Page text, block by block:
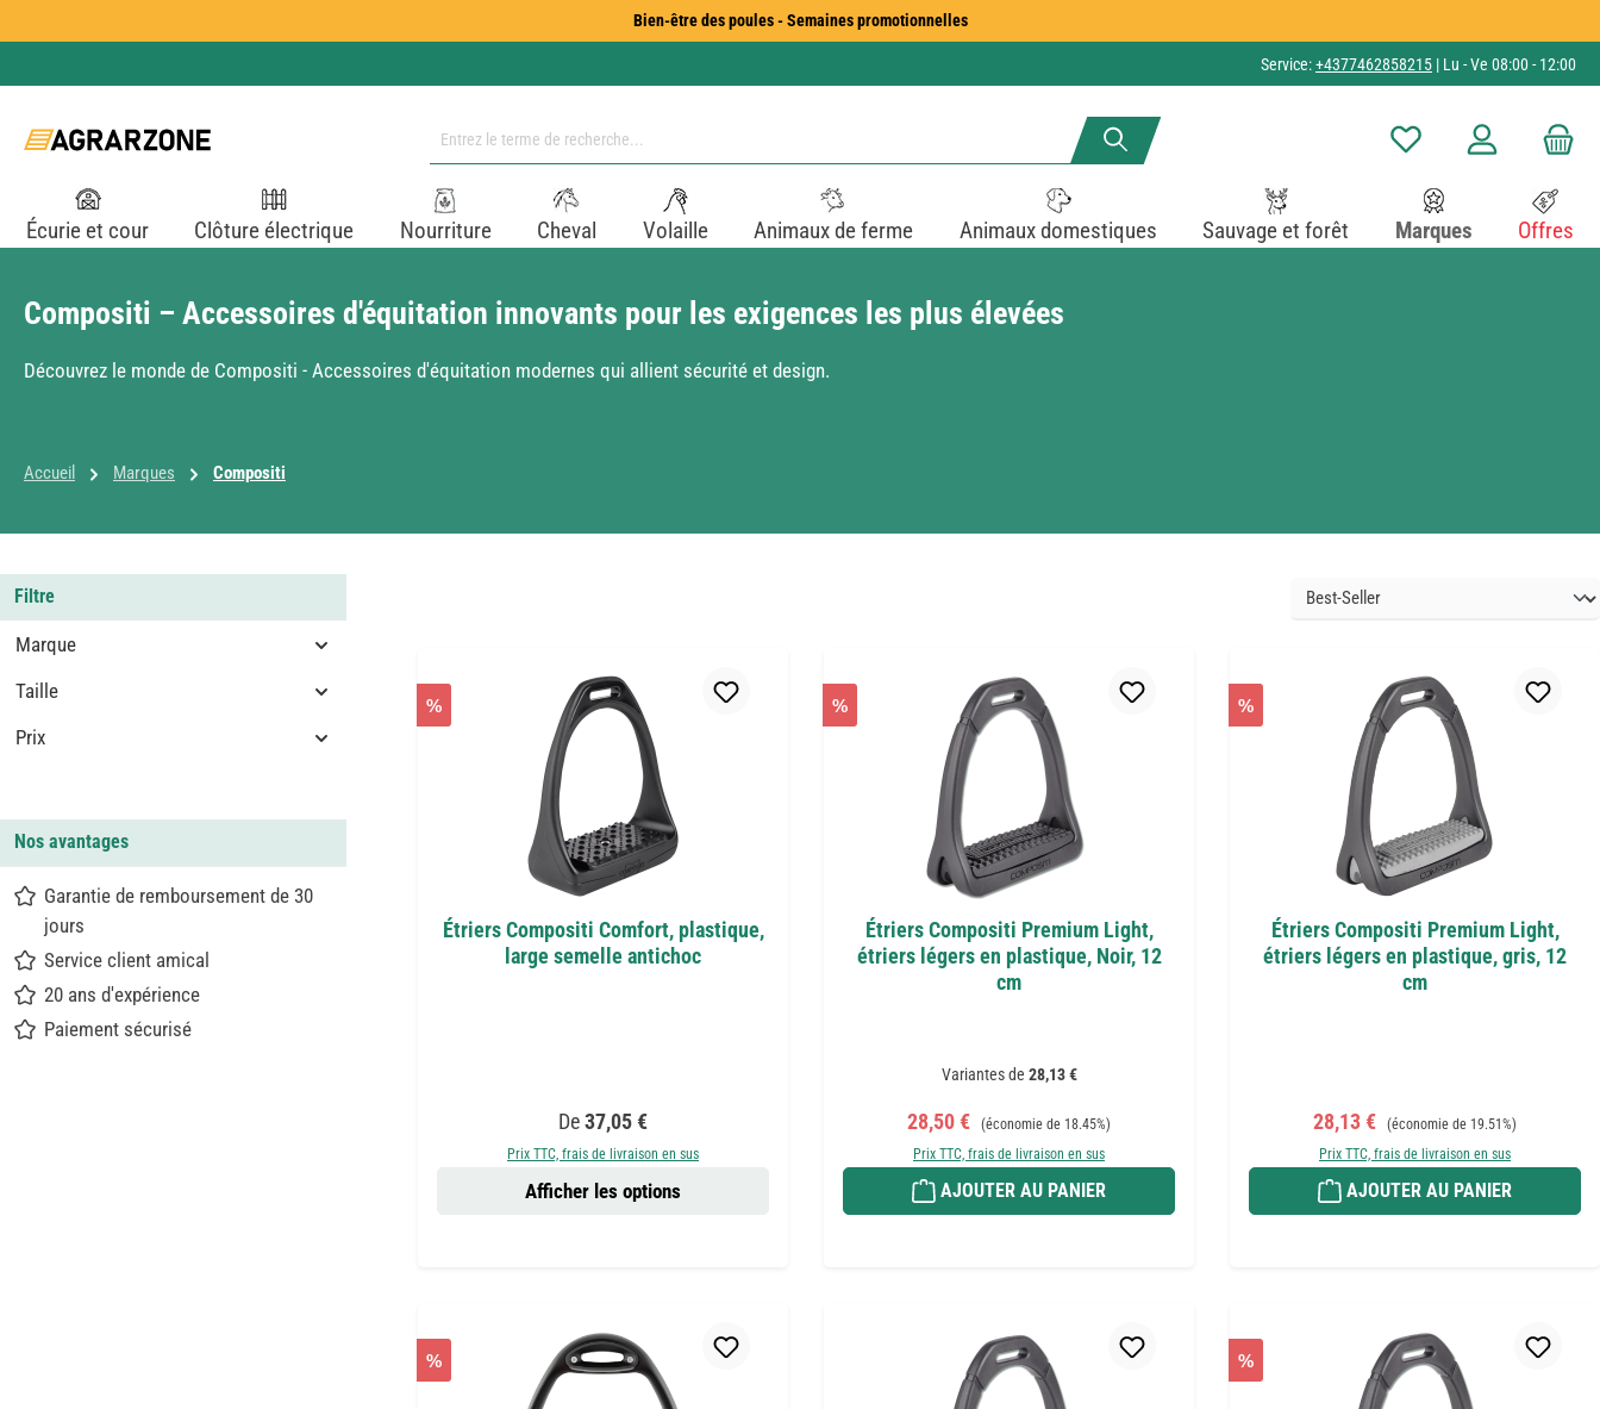
Bien-être des poules - Semaines promotionnelles
Service:+4377462858215 | Lu - Ve 08:00 - 12:00
Vous avez 0 articles dans
Écurie et cour Clôture électrique Nourriture Cheval Volaille Animaux de ferme Animaux domestiques Sauvage et forêt Marques Offres
Compositi – Accessoires d'équitation innovants pour les exigences les plus élevées
Découvrez le monde de Compositi - Accessoires d'équitation modernes qui allient sécurité et design.
Accueil Marques Compositi
Filtre
Marque
Taille
Prix
Nos avantages
Garantie de remboursement de 30
jours
Service client amical
20 ans d'expérience
Paiement sécurisé
%
Étriers Compositi Comfort, plastique,
large semelle antichoc
Prix régulier :
De37,05 €
Prix TTC, frais de livraison en sus
Afficher les options
%
Étriers Compositi Premium Light,
étriers légers en plastique, Noir, 12
cm
Variantes de 28,13 €
Prix de vente :
28,50 € Prix régulier :
(économie de 18.45%)
Prix TTC, frais de livraison en sus
AJOUTER AU PANIER
%
Étriers Compositi Premium Light,
étriers légers en plastique, gris, 12
cm
Prix de vente :
28,13 € Prix régulier :
(économie de 19.51%)
Prix TTC, frais de livraison en sus
AJOUTER AU PANIER
% %